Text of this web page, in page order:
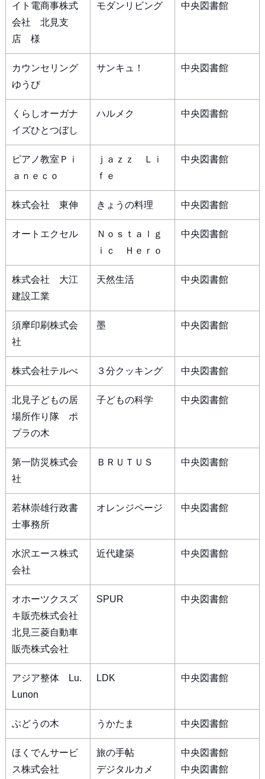
イト電商事株式
会社 北見支
店 様
モダンリビング 中央図書館
カウンセリング
ゆうび
サンキュ！ 中央図書館
くらしオーガナ
イズひとつぼし
ハルメク 中央図書館
ピアノ教室Ｐｉ
ａｎｅｃｏ
ｊａｚｚ Ｌｉ
ｆｅ
中央図書館
株式会社 東伸 きょうの料理 中央図書館
オートエクセル
Ｎｏｓｔａｌｇ
ｉｃ Ｈｅｒｏ
中央図書館
株式会社 大江
建設工業
天然生活 中央図書館
須摩印刷株式会
社
墨 中央図書館
株式会社テルべ ３分クッキング 中央図書館
北見子どもの居
場所作り隊 ポ
プラの木
子どもの科学 中央図書館
第一防災株式会
社
ＢＲＵＴＵＳ 中央図書館
若林崇雄行政書
士事務所
オレンジページ 中央図書館
水沢エース株式
会社
近代建築 中央図書館
オホーツクスズ
キ販売株式会社
北見三菱自動車
販売株式会社
SPUR 中央図書館
アジア整体 Lu.
Lunon
LDK 中央図書館
ぶどうの木 うかたま 中央図書館
ほくでんサービ
ス株式会社
旅の手帖
デジタルカメ
中央図書館
中央図書館